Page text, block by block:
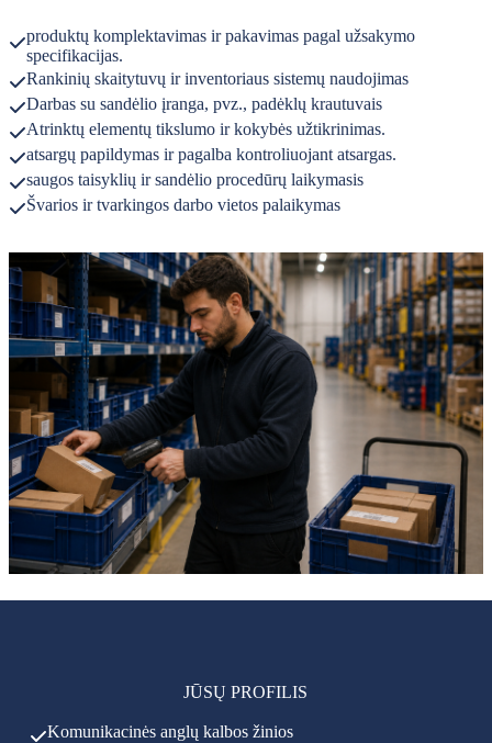
produktų komplektavimas ir pakavimas pagal užsakymo
specifikacijas.
Rankinių skaitytuvų ir inventoriaus sistemų naudojimas
Darbas su sandėlio įranga, pvz., padėklų krautuvais
Atrinktų elementų tikslumo ir kokybės užtikrinimas.
atsargų papildymas ir pagalba kontroliuojant atsargas.
saugos taisyklių ir sandėlio procedūrų laikymasis
Švarios ir tvarkingos darbo vietos palaikymas
JŪSŲ PROFILIS
Komunikacinės anglų kalbos žinios